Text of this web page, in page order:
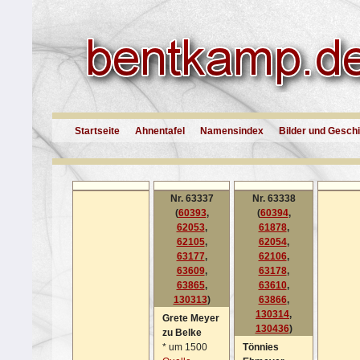
Startseite Ahnentafel Namensindex Bilder und
Nr. 63337
(60393,
62053,
62105,
63177,
63609,
63865,
130313)
Grete Meyer
zu Belke
* um 1500
Nr. 63338
(60394,
61878,
62054,
62106,
63178,
63610,
63866,
130314,
130436)
Tönnies